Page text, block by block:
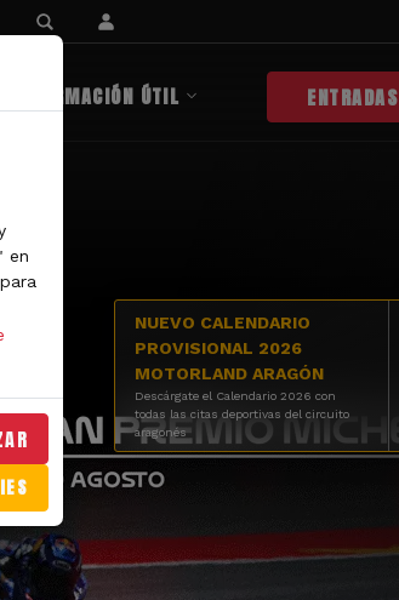
INFORMACIÓN ÚTIL ENTRADAS
NUEVO CALENDARIO
PROVISIONAL 2026
MOTORLAND ARAGÓN
Descárgate el Calendario 2026 con
todas las citas deportivas del circuito
aragonés
en